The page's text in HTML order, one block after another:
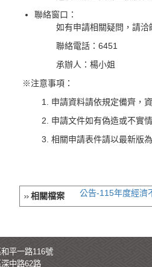
聯絡窗口：
如有申請相關疑問，請
聯絡電話：6451
承辦人：楊小姐
※注意事項：
1. 申請資料請依規定備齊，
2. 申請文件如有偽造或不實
3. 相關申請表件請以最新版
相關檔案 公告-115年度經濟
平一路116號
中路62路